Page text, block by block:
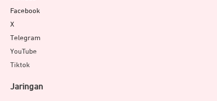
Facebook
X
Telegram
YouTube
Tiktok
Jaringan